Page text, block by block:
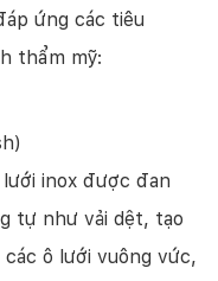
ứng các tiêu
thẩm mỹ:
inox được đan
tự như vải dệt, tạo
ô lưới vuông vức,